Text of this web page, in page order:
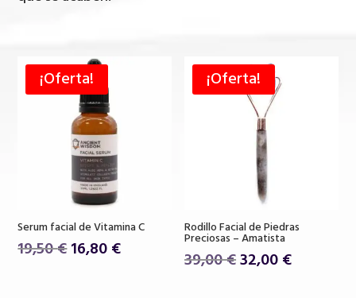
¡Oferta!
Serum facial de Vitamina C
19,50€El
16,80€El
¡Oferta!
Rodillo Facial de Piedras
Preciosas – Amatista
39,00€El
32,00€El